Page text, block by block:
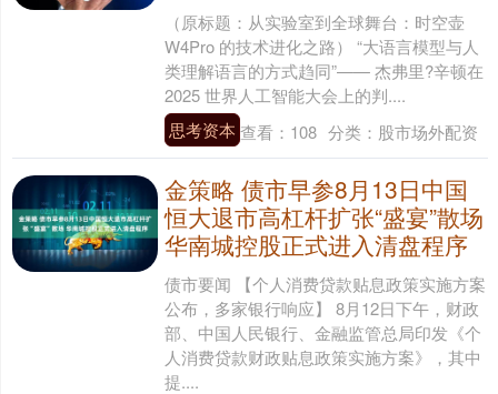
（原标题：从实验室到全球舞台：时空壶
W4Pro 的技术进化之路） “大语言模型与人
类理解语言的方式趋同”—— 杰弗里?辛顿在
2025 世界人工智能大会上的判....
思考资本 查看： 108 分类： 股市场外配资
金策略 债市早参8月13日中国
恒大退市高杠杆扩张“盛宴”散场
华南城控股正式进入清盘程序
债市要闻 【个人消费贷款贴息政策实施方案
公布，多家银行响应】 8月12日下午，财政
部、中国人民银行、金融监管总局印发《个
人消费贷款财政贴息政策实施方案》，其中
提....